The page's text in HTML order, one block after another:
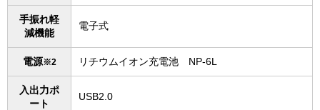
手振れ軽
減機能
電子式
電源※2 リチウムイオン充電池 NP-6L
入出力ポ
ート
USB2.0